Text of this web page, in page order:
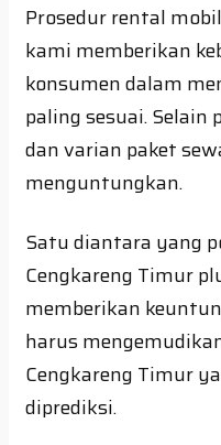
Prosedur rental
kami memberikan
konsumen dalam
paling sesuai. Selain
dan varian paket
menguntungkan.
Satu diantara yang
Cengkareng Timur
memberikan
harus
Cengkareng Timur
diprediksi.